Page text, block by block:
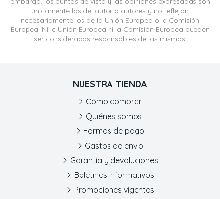
únicamente los del autor o autores y no reflejan
necesariamente los de la Unión Europea o la Comisión
Europea. Ni la Unión Europea ni la Comisión Europea pueden
ser consideradas responsables de las mismas.
NUESTRA TIENDA
Cómo comprar
Quiénes somos
Formas de pago
Gastos de envío
Garantía y devoluciones
Boletines informativos
Promociones vigentes